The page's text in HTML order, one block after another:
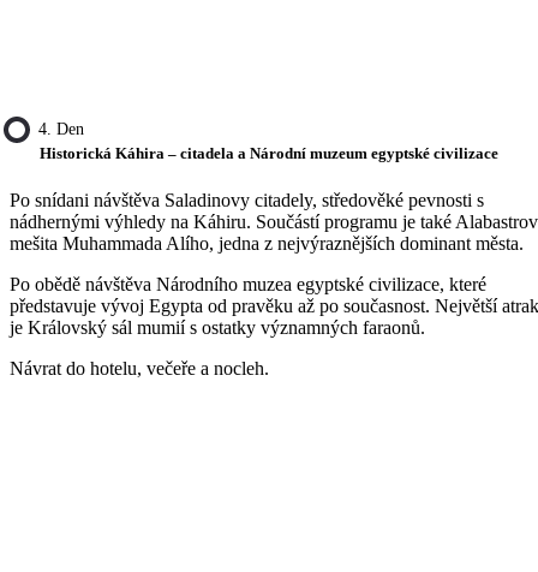
4. Den
Historická Káhira – citadela a Národní muzeum egyptské civilizace
Po snídani návštěva Saladinovy citadely, středověké pevnosti s
nádhernými výhledy na Káhiru. Součástí programu je také
mešita Muhammada Alího, jedna z nejvýraznějších dominant města.
Po obědě návštěva Národního muzea egyptské civilizace, které
představuje vývoj Egypta od pravěku až po současnost. Největší
je Královský sál mumií s ostatky významných faraonů.
Návrat do hotelu, večeře a nocleh.